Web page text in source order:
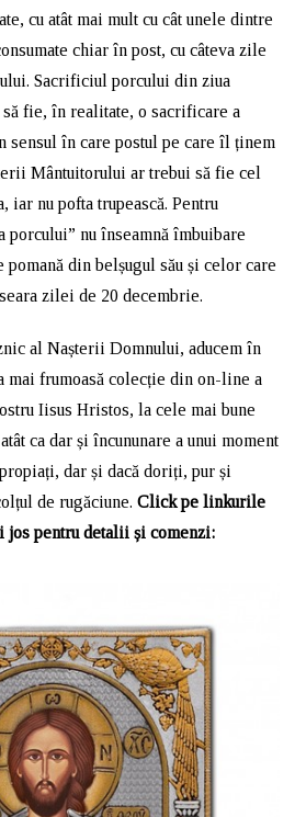
cu atât mai mult cu cât unele dintre
chiar în post, cu câteva zile
Sacrificiul porcului din ziua
fie, în realitate, o sacrificare a
sensul în care postul pe care îl ținem
Mântuitorului ar trebui să fie cel
iar nu pofta trupească. Pentru
porcului” nu înseamnă îmbuibare
pomană din belșugul său și celor care
zilei de 20 decembrie.
al Nașterii Domnului, aducem în
mai frumoasă colecție din on-line a
Iisus Hristos, la cele mai bune
ca dar și încununare a unui moment
dar și dacă doriți, pur și
de rugăciune.Click pe linkurile
jos pentru detalii și comenzi: